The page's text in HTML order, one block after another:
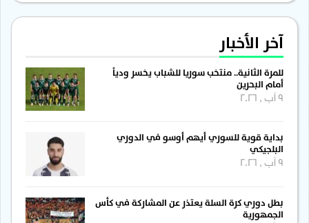
آخر الأخبار
للمرة الثانية.. منتخب سوريا للشباب يخسر ودياً
أمام البحرين
بداية قوية للسوري أيهم أوسو في الدوري
البلجيكي
بطل دوري كرة السلة يعتذر عن المشاركة في كأس
الجمهورية